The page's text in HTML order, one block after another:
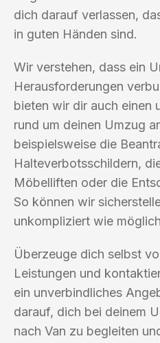
dich darauf verlassen,
in guten Händen sind.
Wir verstehen, dass ein
Herausforderungen
bieten wir dir auch einen
rund um deinen Umzug
beispielsweise die
Halteverbotsschildern,
Möbelliften oder die
So können wir
unkompliziert wie
Überzeuge dich selbst
Leistungen und
ein unverbindliches
darauf, dich bei deinem
nach Van zu begleiten